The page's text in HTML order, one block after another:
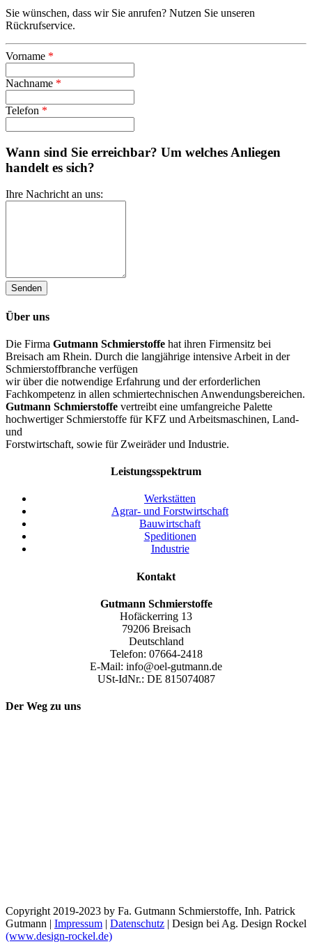
Sie wünschen, dass wir Sie anrufen? Nutzen Sie unseren
Rückrufservice.
Vorname *
Nachname *
Telefon *
Wann sind Sie erreichbar? Um welches Anliegen
handelt es sich?
Ihre Nachricht an uns:
Über uns
Die Firma Gutmann Schmierstoffe hat ihren Firmensitz bei
Breisach am Rhein. Durch die langjährige intensive Arbeit in der
Schmierstoffbranche verfügen
wir über die notwendige Erfahrung und der erforderlichen
Fachkompetenz in allen schmiertechnischen Anwendungsbereichen.
Gutmann Schmierstoffe vertreibt eine umfangreiche Palette
hochwertiger Schmierstoffe für KFZ und Arbeitsmaschinen, Land-
und
Forstwirtschaft, sowie für Zweiräder und Industrie.
Leistungsspektrum
Werkstätten
Agrar- und Forstwirtschaft
Bauwirtschaft
Speditionen
Industrie
Kontakt
Gutmann Schmierstoffe
Hofäckerring 13
79206 Breisach
Deutschland
Telefon: 07664-2418
E-Mail: info@oel-gutmann.de
USt-IdNr.: DE 815074087
Der Weg zu uns
Copyright 2019-2023 by Fa. Gutmann Schmierstoffe, Inh. Patrick
Gutmann | Impressum | Datenschutz | Design bei Ag. Design Rockel
(www.design-rockel.de)